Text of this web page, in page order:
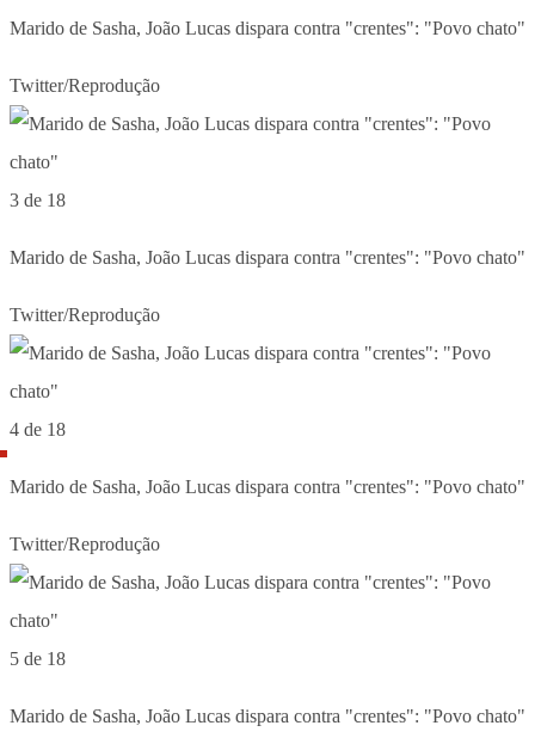
Marido de Sasha, João Lucas dispara contra "crentes": "Povo chato"
Twitter/Reprodução
3 de 18
Marido de Sasha, João Lucas dispara contra "crentes": "Povo chato"
Twitter/Reprodução
4 de 18
Marido de Sasha, João Lucas dispara contra "crentes": "Povo chato"
Twitter/Reprodução
5 de 18
Marido de Sasha, João Lucas dispara contra "crentes": "Povo chato"